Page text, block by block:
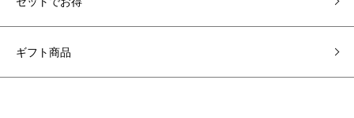
ギフト商品